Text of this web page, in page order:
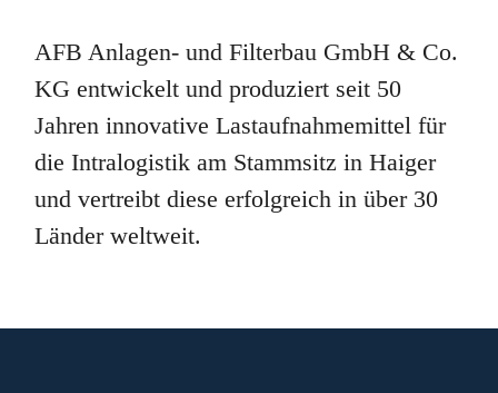
AFB Anlagen- und Filterbau GmbH & Co.
KG entwickelt und produziert seit 50
Jahren innovative Lastaufnahmemittel für
die Intralogistik am Stammsitz in Haiger
und vertreibt diese erfolgreich in über 30
Länder weltweit.